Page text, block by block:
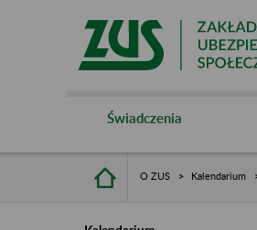
Świadczenia
O ZUS Kalendarium